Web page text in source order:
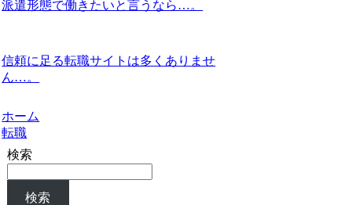
派遣形態で働きたいと言うなら…。
信頼に足る転職サイトは多くありませ
ん…。
ホーム
転職
検索
検索